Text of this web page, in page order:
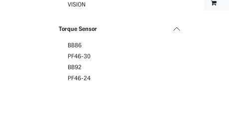
VISION
Torque Sensor
BB86
PF46-30
BB92
PF46-24